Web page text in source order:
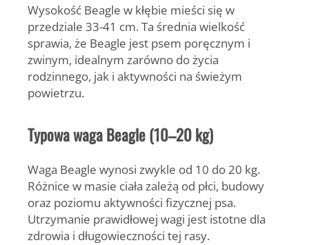
Wysokość Beagle w kłębie mieści się w
przedziale 33-41 cm. Ta średnia wielkość
sprawia, że Beagle jest psem poręcznym i
zwinym, idealnym zarówno do życia
rodzinnego, jak i aktywności na świeżym
powietrzu.
Typowa waga Beagle (10–20 kg)
Waga Beagle wynosi zwykle od 10 do 20 kg.
Różnice w masie ciała zależą od płci, budowy
oraz poziomu aktywności fizycznej psa.
Utrzymanie prawidłowej wagi jest istotne dla
zdrowia i długowieczności tej rasy.